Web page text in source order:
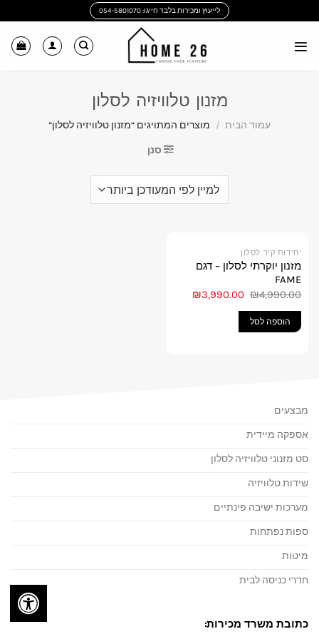
to
לייעוץ ומכירות בלבד חייגו: 054-5801070
מזנון טלוויזיה לסלון
עמוד הבית / מוצרים המתויגים “מזנון טלוויזיה לסלון”
סנן
יחידות קיר לסלון
מזנון יוקרתי לסלון – דגם
FAME
₪4,990.00 המחיר
היה:
₪3,990.00
הוספה לסל
מבצעים
אספקה מיידית
סט מזנוני טלוויזיה לסלון
שידות טלוויזיה
מערכות ישיבה פינתיים
ספות נפתחות
מיטות
חדרי כניסה לבית
כתובת משרד מכירות: